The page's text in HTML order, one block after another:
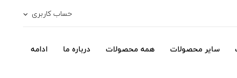
حساب کاربری
سایر محصولات همه محصولات درباره ما ادامه